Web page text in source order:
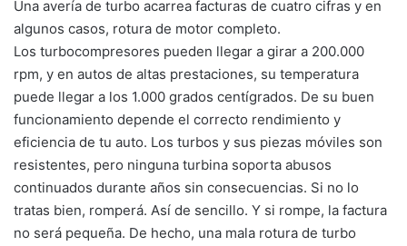
Una avería de turbo acarrea facturas de cuatro cifras y en
algunos casos, rotura de motor completo.
Los turbocompresores pueden llegar a girar a 200.000
rpm, y en autos de altas prestaciones, su temperatura
puede llegar a los 1.000 grados centígrados. De su buen
funcionamiento depende el correcto rendimiento y
eficiencia de tu auto. Los turbos y sus piezas móviles son
resistentes, pero ninguna turbina soporta abusos
continuados durante años sin consecuencias. Si no lo
tratas bien, romperá. Así de sencillo. Y si rompe, la factura
no será pequeña. De hecho, una mala rotura de turbo